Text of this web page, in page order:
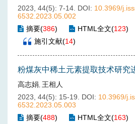
2023, 44(5): 7-14. DOI: 10.3969/
6532.2023.05.002
摘要(386) HTML全文(123)
施引文献(14)
粉煤灰中稀土元素提取技术研究
高志娟, 王相人
2023, 44(5): 15-19.
DOI: 10.3969/
6532.2023.05.003
摘要(488) HTML全文(163)